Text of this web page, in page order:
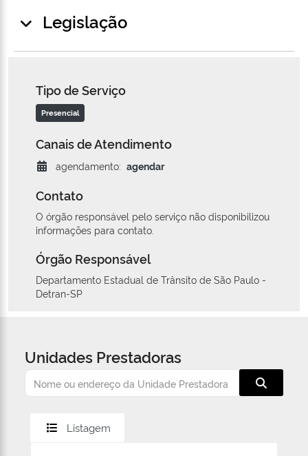
Legislação
Tipo de Serviço
Presencial
Canais de Atendimento
agendamento: agendar
Contato
O órgão responsável pelo serviço não disponibilizou
informações para contato.
Órgão Responsável
Departamento Estadual de Trânsito de São Paulo -
Detran-SP
Unidades Prestadoras
Listagem